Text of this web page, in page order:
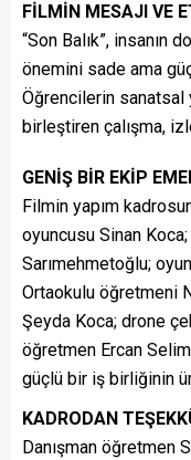
FİLMİN MESAJI VE
“Son Balık”, insanın
önemini sade ama
Öğrencilerin sanatsal
birleştiren çalışma,
GENİŞ BİR EKİP
Filmin yapım
oyuncusu Sinan
Sarımehmetoğlu;
Ortaokulu öğretmeni
Şeyda Koca; drone
öğretmen Ercan
güçlü bir iş birliğinin
KADRODAN
Danışman öğretmen